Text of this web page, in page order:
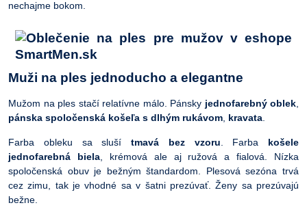
nechajme bokom.
Muži na ples jednoducho a elegantne
Mužom na ples stačí relatívne málo. Pánsky jednofarebný oblek
pánska spoločenská košeľa s dlhým rukávom kravata
Farba obleku sa sluší tmavá bez vzoru . Farba košele
jednofarebná biela, krémová ale aj ružová a fialová. Nízka
spoločenská obuv je bežným štandardom. Plesová sezóna trvá
cez zimu, tak je vhodné sa v šatni prezúvať. Ženy sa prezúvajú
bežne.